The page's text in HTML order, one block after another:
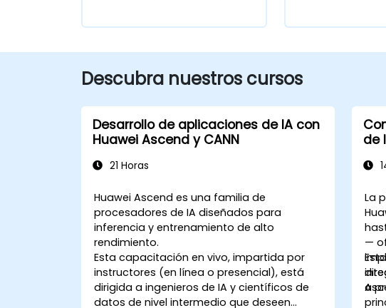
Descubra nuestros cursos
Desarrollo de aplicaciones de IA con
Huawei Ascend y CANN
21 Horas
Huawei Ascend es una familia de
procesadores de IA diseñados para
inferencia y entrenamiento de alto
rendimiento.
Esta capacitación en vivo, impartida por
instructores (en línea o presencial), está
dirigida a ingenieros de IA y científicos de
datos de nivel intermedio que deseen
de
La
—
a